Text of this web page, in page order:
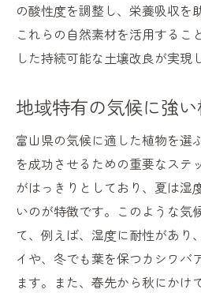
の酸性度を調整し、栄養吸収を
これらの自然素材を活用するこ
した持続可能な土壌改良が実現
地域特有の気候に強
富山県の気候に適した植物を選
を成功させるための重要なステ
がはっきりとしており、夏は湿
いのが特徴です。このような気
て、例えば、湿度に耐性があり
イや、冬でも葉を保つカシワバ
ます。また、春先から秋にかけ